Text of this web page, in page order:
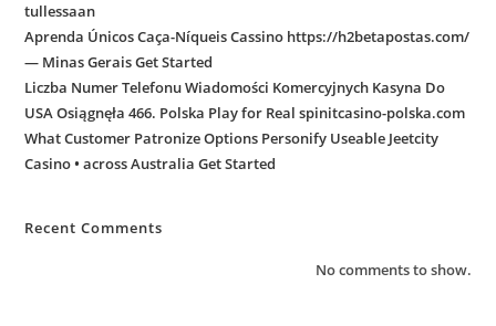
tullessaan
Aprenda Únicos Caça-Níqueis Cassino https://h2betapostas.com/
— Minas Gerais Get Started
Liczba Numer Telefonu Wiadomości Komercyjnych Kasyna Do
USA Osiągnęła 466. Polska Play for Real spinitcasino-polska.com
What Customer Patronize Options Personify Useable Jeetcity
Casino • across Australia Get Started
Recent Comments
No comments to show.